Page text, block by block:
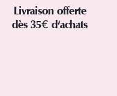
Livraison offerte
dès 35€ d'achats